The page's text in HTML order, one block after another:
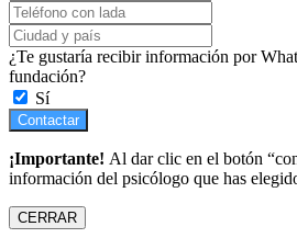
¿Te gustaría recibir información por
fundación?
Sí
Contactar
¡Importante! Al dar clic en el botón
información del psicólogo que has
CERRAR